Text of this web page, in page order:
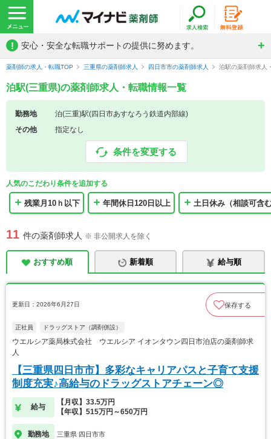
! 安心・安全な転職サポートの提供に努めます。
薬剤師の求人・転職TOP 三重県の薬剤師求人 四日市市の薬剤師求人 泊駅の薬剤師求人
泊駅(三重県)の薬剤師求人・転職情報一覧
勤務地
泊(三重)駅(四日市あすなろう鉄道内部線)
その他
指定なし
条件を変更する
人気のこだわり条件を追加する
残業月10ｈ以下 年間休日120日以上 土日休み（相談可含
11 件の薬剤師求人 ※ 非公開求人を除く
おすすめ順 新着順 給与順
更新日：2026年6月27日 保存する
正社員 ドラッグストア（調剤併設）
ウエルシア薬局株式会社 ウエルシア イオンタウン四日市泊店の薬剤師求
人
【三重県四日市市】多彩なキャリアパスと子育て支援
制度充実♪高給与のドラッグストアチェーン◎
給与
【月収】33.5万円
【年収】515万円～650万円
勤務地 三重県 四日市市